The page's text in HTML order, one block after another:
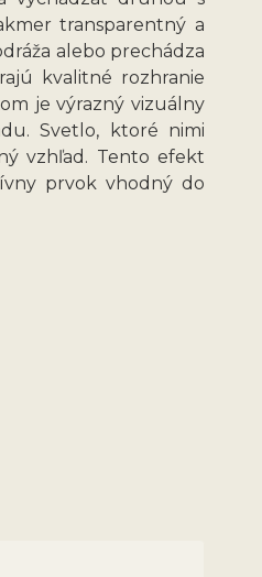
transparentný a
alebo prechádza
kvalitné rozhranie
je výrazný vizuálny
Svetlo, ktoré nimi
vzhľad. Tento efekt
prvok vhodný do